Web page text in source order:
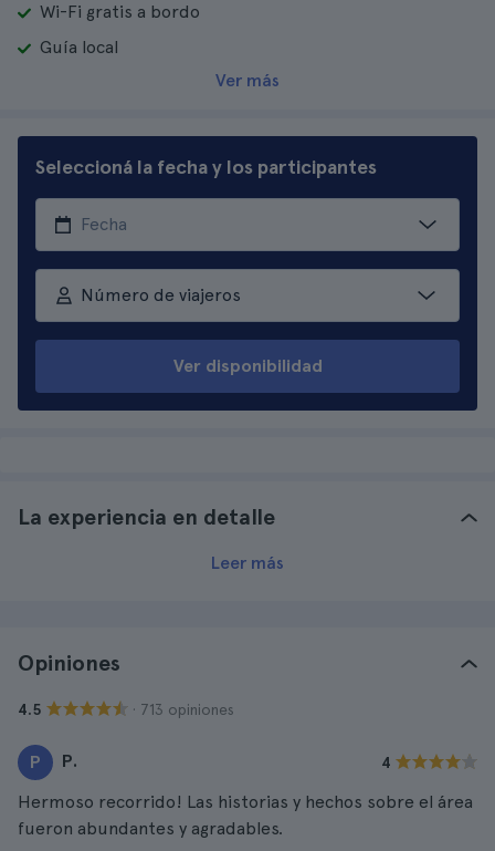
Wi-Fi gratis a bordo
Guía local
Ver más
Seleccioná la fecha y los participantes
Número de viajeros
Ver disponibilidad
La experiencia en detalle
Leer más
Opiniones
4.5 · 713 opiniones
P P. 4
Hermoso recorrido! Las historias y hechos sobre el área
fueron abundantes y agradables.